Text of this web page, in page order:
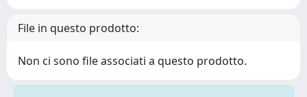
File in questo prodotto:
Non ci sono file associati a questo prodotto.